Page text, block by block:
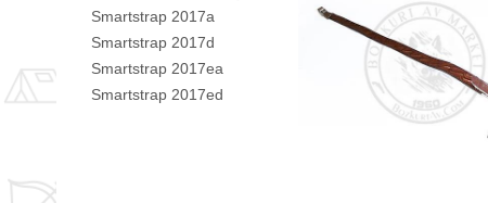
Smartstrap 2017a
Smartstrap 2017d
Smartstrap 2017ea
Smartstrap 2017ed